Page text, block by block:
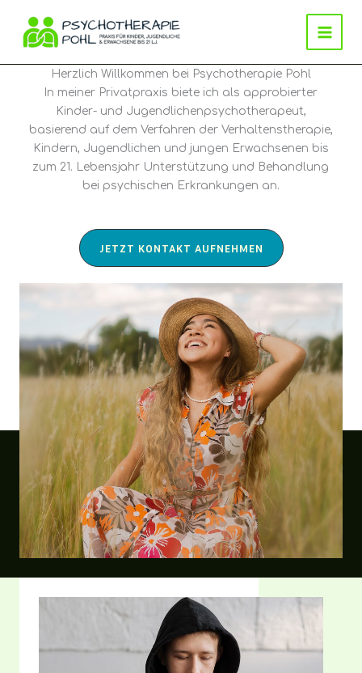
Inhalt
springen
Herzlich Willkommen bei Psychotherapie Pohl
In meiner Privatpraxis biete ich als approbierter
Kinder- und Jugendlichenpsychotherapeut,
basierend auf dem Verfahren der Verhaltenstherapie,
Kindern, Jugendlichen und jungen Erwachsenen bis
zum 21. Lebensjahr Unterstützung und Behandlung
bei psychischen Erkrankungen an.
JETZT KONTAKT AUFNEHMEN